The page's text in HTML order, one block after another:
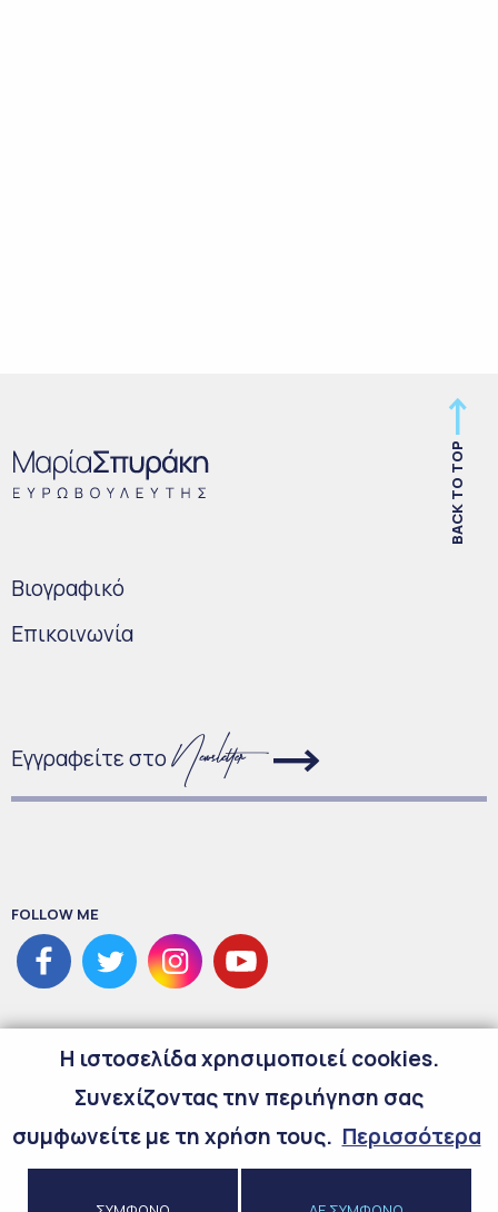
BACK TO TOP
Bιογραφικό
Επικοινωνία
Εγγραφείτε στο
FOLLOW ME
H ιστοσελίδα χρησιμοποιεί cookies.
Συνεχίζοντας την περιήγηση σας
συμφωνείτε με τη χρήση τους. Περισσότερα